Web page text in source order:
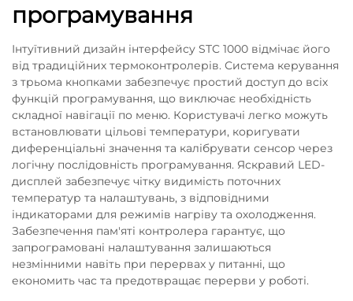
програмування
Інтуїтивний дизайн інтерфейсу STC 1000 відмічає його
від традиційних термоконтролерів. Система керування
з трьома кнопками забезпечує простий доступ до всіх
функцій програмування, що виключає необхідність
складної навігації по меню. Користувачі легко можуть
встановлювати цільові температури, коригувати
диференціальні значення та калібрувати сенсор через
логічну послідовність програмування. Яскравий LED-
дисплей забезпечує чітку видимість поточних
температур та налаштувань, з відповідними
індикаторами для режимів нагріву та охолодження.
Забезпечення пам'яті контролера гарантує, що
запрограмовані налаштування залишаються
незмінними навіть при перервах у питанні, що
економить час та предотвращає перерви у роботі.